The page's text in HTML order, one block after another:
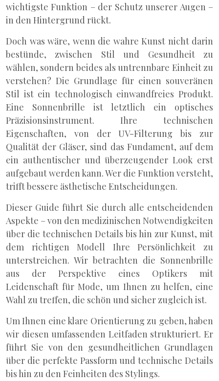
wichtigste Funktion – der Schutz unserer Augen –
in den Hintergrund rückt.
Doch was wäre, wenn die wahre Kunst nicht darin
bestünde, zwischen Stil und Gesundheit zu
wählen, sondern beides als untrennbare Einheit zu
verstehen? Die Grundlage für einen souveränen
Stil ist ein technologisch einwandfreies Produkt.
Eine Sonnenbrille ist letztlich ein optisches
Präzisionsinstrument. Ihre technischen
Eigenschaften, von der UV-Filterung bis zur
Qualität der Gläser, sind das Fundament, auf dem
ein authentischer und überzeugender Look erst
aufgebaut werden kann. Wer die Funktion versteht,
trifft bessere ästhetische Entscheidungen.
Dieser Guide führt Sie durch alle entscheidenden
Aspekte – von den medizinischen Notwendigkeiten
über die technischen Details bis hin zur Kunst, mit
dem richtigen Modell Ihre Persönlichkeit zu
unterstreichen. Wir betrachten die Sonnenbrille
aus der Perspektive eines Optikers mit
Leidenschaft für Mode, um Ihnen zu helfen, eine
Wahl zu treffen, die schön und sicher zugleich ist.
Um Ihnen eine klare Orientierung zu geben, haben
wir diesen umfassenden Leitfaden strukturiert. Er
führt Sie von den gesundheitlichen Grundlagen
über die perfekte Passform und technische Details
bis hin zu den Feinheiten des Stylings.